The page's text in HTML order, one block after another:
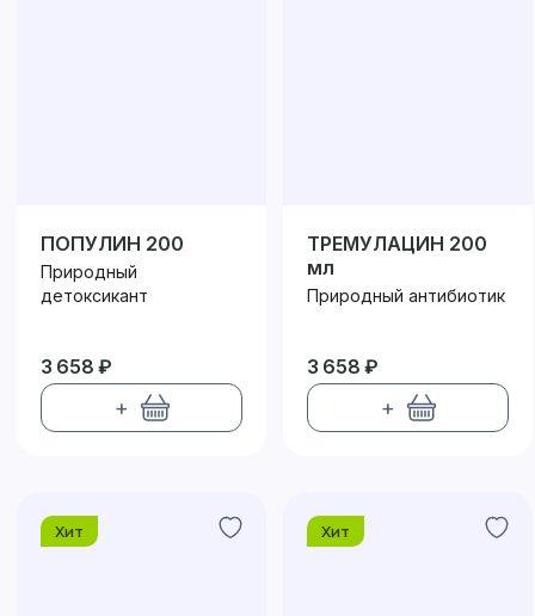
ПОПУЛИН 200
Природный
детоксикант
3 658 ₽
+
ТРЕМУЛАЦИН 200
мл
Природный антибиотик
3 658 ₽
+
Хит Хит